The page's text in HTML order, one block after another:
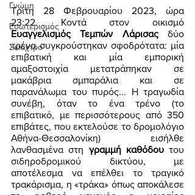
Γνώμη
Εσωτερισμός
Σκιάχτρο
Τρίτη 28 Φεβρουαρίου 2023, ώρα
Ευαγγελισμός Τεμπών Λάρισας δύο
τρένα συγκρούστηκαν σφοδρότατα: μία
επιβατική και μία εμπορική
αμαξοστοιχία μετατράπηκαν σε
μακάβρια σμπαράλια και σε
παρανάλωμα του πυρός... Η τραγωδία
συνέβη, όταν το ένα τρένο (το
επιβατικό, με περισσότερους από 350
επιβάτες, που εκτελούσε το δρομολόγιο
Αθήνα-Θεσσαλονίκη) εισήλθε
λανθασμένα στη γραμμή καθόδου του
σιδηροδρομικού δικτύου, με
αποτέλεσμα να επέλθει το τραγικό
τρακάρισμα, η «τράκα» όπως αποκάλεσε